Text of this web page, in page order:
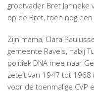
grootvader Bret Janneke
op de Bret, toen nog
Zijn mama, Clara
gemeente Ravels, nabij
politiek DNA mee naar
zetelt van 1947 tot 1968
voor de toenmalige CVP